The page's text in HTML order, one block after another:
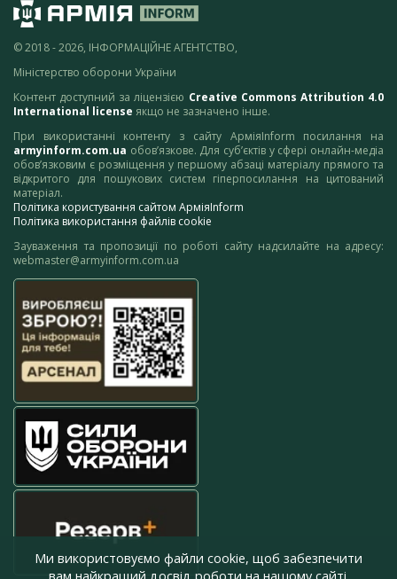
© 2018 - 2026, ІНФОРМАЦІЙНЕ АГЕНТСТВО,
Міністерство оборони України
Контент доступний за ліцензією Creative Commons Attribution 4.0
International license якщо не зазначено інше.
При використанні контенту з сайту АрміяInform посилання на
armyinform.com.ua обов’язкове. Для суб’єктів у сфері онлайн-медіа
обов’язковим є розміщення у першому абзаці матеріалу прямого та
відкритого для пошукових систем гіперпосилання на цитований
матеріал.
Політика користування сайтом АрміяInform
Політика використання файлів cookie
Зауваження та пропозиції по роботі сайту надсилайте на адресу:
webmaster@armyinform.com.ua
Ми використовуємо файли cookie, щоб забезпечити